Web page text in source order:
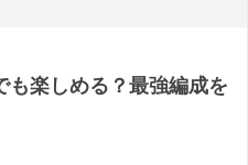
も楽しめる？最強編成を